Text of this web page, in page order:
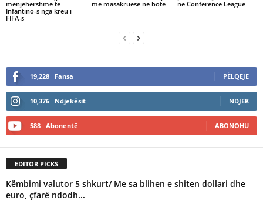
menjëhershme të
Infantino-s nga kreu i
FIFA-s
më masakruese në botë
në Conference League
19,228 Fansa PËLQEJE
10,376 Ndjekësit NDJEK
588 Abonentë ABONOHU
EDITOR PICKS
Këmbimi valutor 5 shkurt/ Me sa blihen e shiten dollari dhe
euro, çfarë ndodh...